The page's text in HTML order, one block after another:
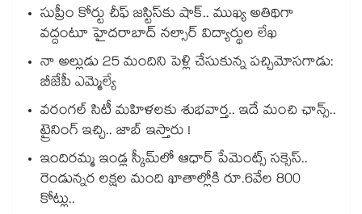
సుప్రీం కోర్టు చీఫ్ జస్టిస్⁭కు షాక్.. ముఖ్య అతిథిగా
వద్దంటూ హైదరాబాద్ నల్సార్ విద్యార్థుల లేఖ
నా అల్లుడు 25 మందిని పెళ్లి చేసుకున్న పచ్చిమోసగాడు:
బీజేపీ ఎమ్మెల్యే
వరంగల్ సిటీ మహిళలకు శుభవార్త.. ఇదే మంచి ఛాన్స్..
ట్రైనింగ్ ఇచ్చి.. జాబ్ ఇస్తారు !
ఇందిరమ్మ ఇండ్ల స్కీమ్‌‌‌‌‌‌‌‌లో ఆధార్ పేమెంట్స్ సక్సెస్..
రెండున్నర లక్షల మంది ఖాతాల్లోకి రూ.6వేల 800
కోట్లు..